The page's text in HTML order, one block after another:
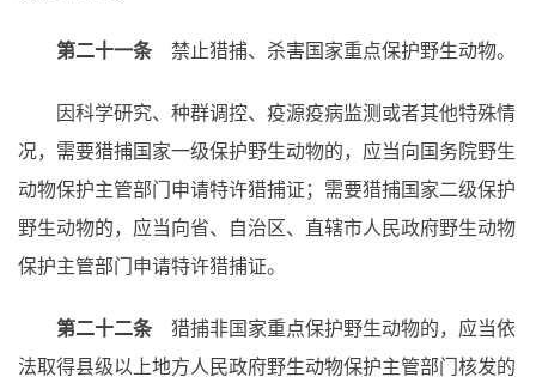
第二十一条 禁止猎捕、杀害国家重点保护野生动物。
因科学研究、种群调控、疫源疫病监测或者其他特殊情
况，需要猎捕国家一级保护野生动物的，应当向国务院野生
动物保护主管部门申请特许猎捕证；需要猎捕国家二级保护
野生动物的，应当向省、自治区、直辖市人民政府野生动物
保护主管部门申请特许猎捕证。
第二十二条 猎捕非国家重点保护野生动物的，应当依
法取得县级以上地方人民政府野生动物保护主管部门核发的